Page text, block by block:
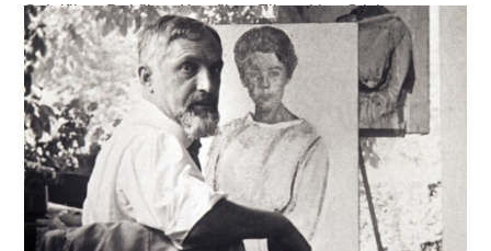
Spielfilme Dokfilme Kurzfilme Filmzyklen Stichworte
Nachrichten F-Rated FAQ Kontakt Maillist
Warenkorb
AGB KaufenAktivierenAbo
216.73.217.84